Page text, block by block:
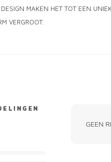
MAKEN HET TOT EEN
VERGROOT.
GEEN